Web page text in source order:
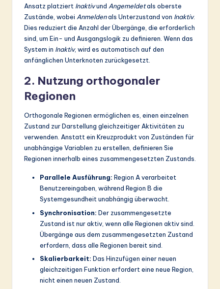
Ansatz platziert Inaktivund Angemeldetals oberste
Zustände, wobei Anmeldenals Unterzustand von Inaktiv.
Dies reduziert die Anzahl der Übergänge, die erforderlich
sind, um Ein- und Ausgangslogik zu definieren. Wenn das
System in Inaktiv, wird es automatisch auf den
anfänglichen Unterknoten zurückgesetzt.
2. Nutzung orthogonaler
Regionen
Orthogonale Regionen ermöglichen es, einen einzelnen
Zustand zur Darstellung gleichzeitiger Aktivitäten zu
verwenden. Anstatt ein Kreuzprodukt von Zuständen für
unabhängige Variablen zu erstellen, definieren Sie
Regionen innerhalb eines zusammengesetzten Zustands.
Parallele Ausführung: Region A verarbeitet
Benutzereingaben, während Region B die
Systemgesundheit unabhängig überwacht.
Synchronisation: Der zusammengesetzte
Zustand ist nur aktiv, wenn alle Regionen aktiv sind.
Übergänge aus dem zusammengesetzten Zustand
erfordern, dass alle Regionen bereit sind.
Skalierbarkeit: Das Hinzufügen einer neuen
gleichzeitigen Funktion erfordert eine neue Region,
nicht einen neuen Zustand.